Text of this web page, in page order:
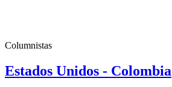
Columnistas
Estados Unidos - Colombia